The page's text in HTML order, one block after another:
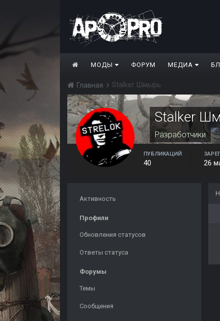
МОДЫ ФОРУМ МЕДИА
Главная Stalker Шмырь
Stalker
Разработчики
ПУБЛИКАЦИЙ
40 26
Активность
Профили
Обновления статусов
Ответы статуса
Форумы
Темы
Сообщения